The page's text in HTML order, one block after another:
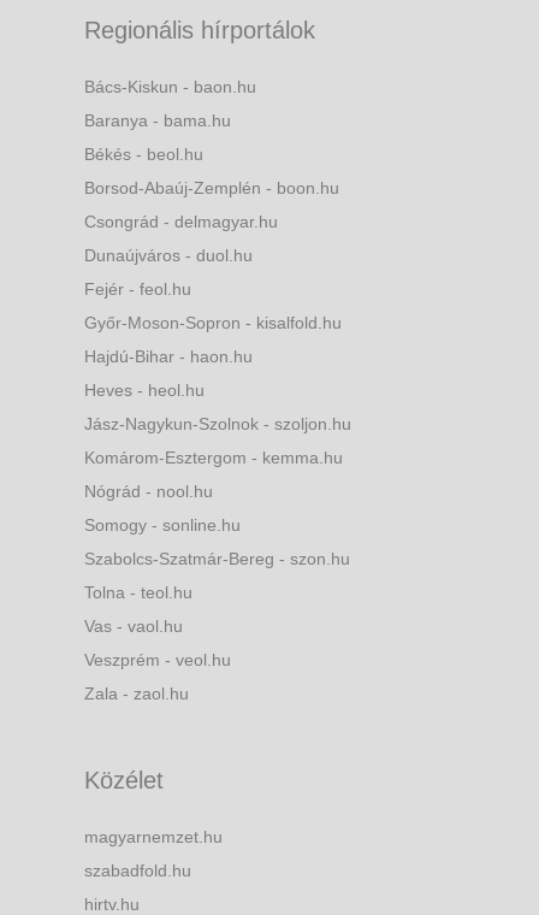
Regionális hírportálok
Bács-Kiskun - baon.hu
Baranya - bama.hu
Békés - beol.hu
Borsod-Abaúj-Zemplén - boon.hu
Csongrád - delmagyar.hu
Dunaújváros - duol.hu
Fejér - feol.hu
Győr-Moson-Sopron - kisalfold.hu
Hajdú-Bihar - haon.hu
Heves - heol.hu
Jász-Nagykun-Szolnok - szoljon.hu
Komárom-Esztergom - kemma.hu
Nógrád - nool.hu
Somogy - sonline.hu
Szabolcs-Szatmár-Bereg - szon.hu
Tolna - teol.hu
Vas - vaol.hu
Veszprém - veol.hu
Zala - zaol.hu
Közélet
magyarnemzet.hu
szabadfold.hu
hirtv.hu